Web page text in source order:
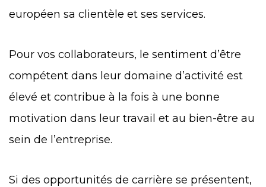
européen sa clientèle et ses services.
Pour vos collaborateurs, le sentiment d’être
compétent dans leur domaine d’activité est
élevé et contribue à la fois à une bonne
motivation dans leur travail et au bien-être au
sein de l’entreprise.
Si des opportunités de carrière se présentent,